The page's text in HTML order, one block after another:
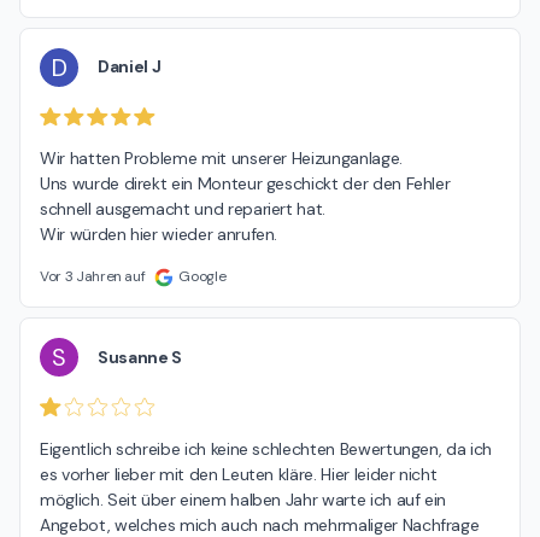
D Daniel J
Wir hatten Probleme mit unserer Heizunganlage.
Uns wurde direkt ein Monteur geschickt der den Fehler
schnell ausgemacht und repariert hat.
Wir würden hier wieder anrufen.
Vor 3 Jahren auf Google
S Susanne S
Eigentlich schreibe ich keine schlechten Bewertungen, da ich
es vorher lieber mit den Leuten kläre. Hier leider nicht
möglich. Seit über einem halben Jahr warte ich auf ein
Angebot, welches mich auch nach mehrmaliger Nachfrage